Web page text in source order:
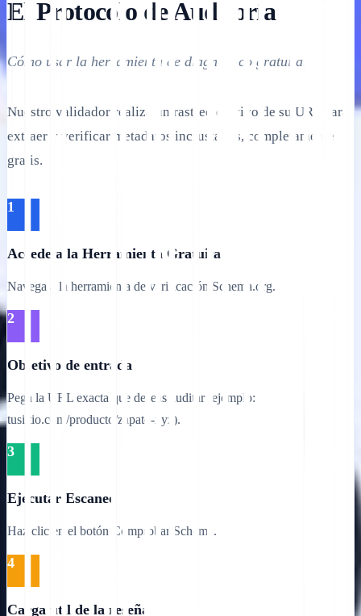
El Protocolo de Auditoría
Cómo usar la herramienta de diagnóstico gratuita.
Nuestro validador realiza un rastreo en vivo de su URL para
extraer y verificar metadatos incrustados, completamente
gratis.
1
Accede a la Herramienta Gratuita
Navega a la herramienta de verificación Schema.org.
2
Objetivo de entrada
Pega la URL exacta que deseas auditar (ejemplo:
tusiitio.com/producto/zapato-xyz).
3
Ejecutar Escaneo
Haz clic en el botón Comprobar Schema.
4
Carga útil de la reseña